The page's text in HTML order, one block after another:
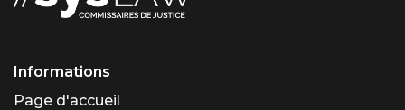
Informations
Page d'accueil